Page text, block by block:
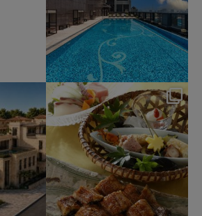
okura_hotels
Jul 25
417 3